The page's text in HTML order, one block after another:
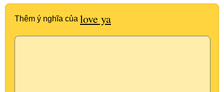
Thêm ý nghĩa của love ya